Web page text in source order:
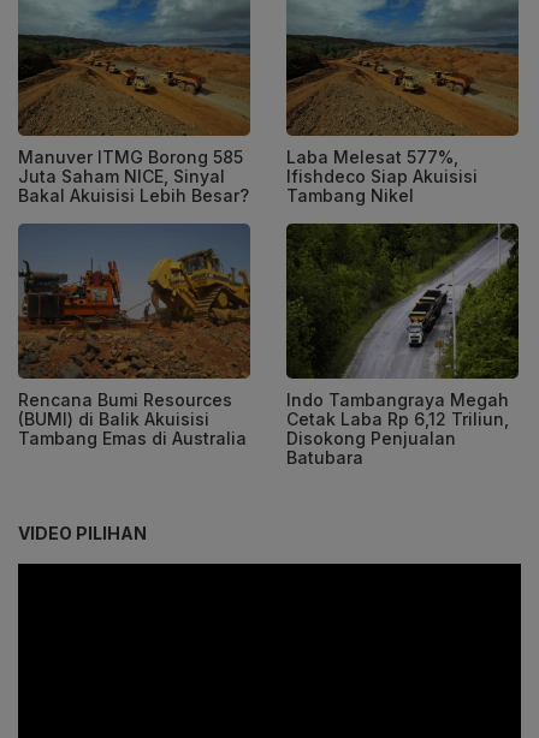
Manuver ITMG Borong 585
Juta Saham NICE, Sinyal
Bakal Akuisisi Lebih Besar?
Laba Melesat 577%,
Ifishdeco Siap Akuisisi
Tambang Nikel
Rencana Bumi Resources
(BUMI) di Balik Akuisisi
Tambang Emas di Australia
Indo Tambangraya Megah
Cetak Laba Rp 6,12 Triliun,
Disokong Penjualan
Batubara
VIDEO PILIHAN